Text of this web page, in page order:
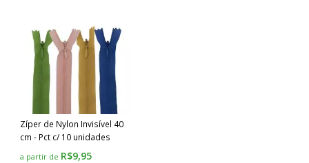
Zíper de Nylon Invisível 40
cm - Pct c/ 10 unidades
a partir de R$9,95